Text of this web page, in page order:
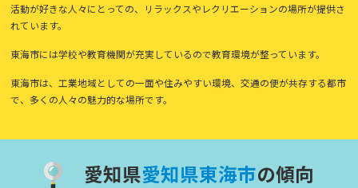
活動が好きな人々にとっての、リラックスやレクリエーションの場所が提供さ
れています。
東海市には学校や教育機関が充実しているので教育環境が整っています。
東海市は、工業地域としての一面や住みやすい環境、交通の便が共存する都市
で、多くの人々の魅力的な場所です。
愛知県愛知県東海市の傾向